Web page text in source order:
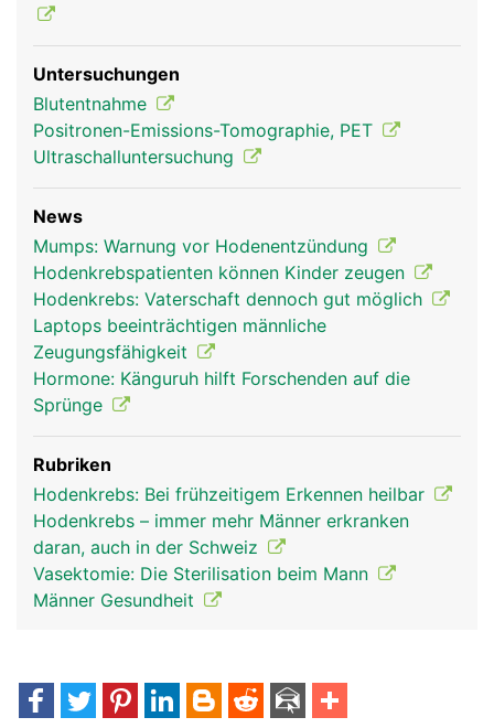
Untersuchungen
Blutentnahme
Positronen-Emissions-Tomographie, PET
Ultraschalluntersuchung
News
Mumps: Warnung vor Hodenentzündung
Hodenkrebspatienten können Kinder zeugen
Hodenkrebs: Vaterschaft dennoch gut möglich
Laptops beeinträchtigen männliche
Zeugungsfähigkeit
Hormone: Känguruh hilft Forschenden auf die
Sprünge
Rubriken
Hodenkrebs: Bei frühzeitigem Erkennen heilbar
Hodenkrebs – immer mehr Männer erkranken
daran, auch in der Schweiz
Vasektomie: Die Sterilisation beim Mann
Männer Gesundheit